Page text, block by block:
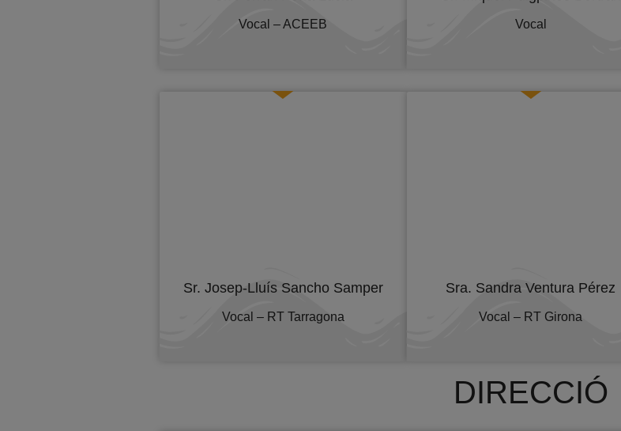
Vocal – ACEEB Vocal
Sr. Josep-Lluís Sancho Samper
Vocal – RT Tarragona
Sra. Sandra Ventura Pérez
Vocal – RT Girona
DIRECCIÓ